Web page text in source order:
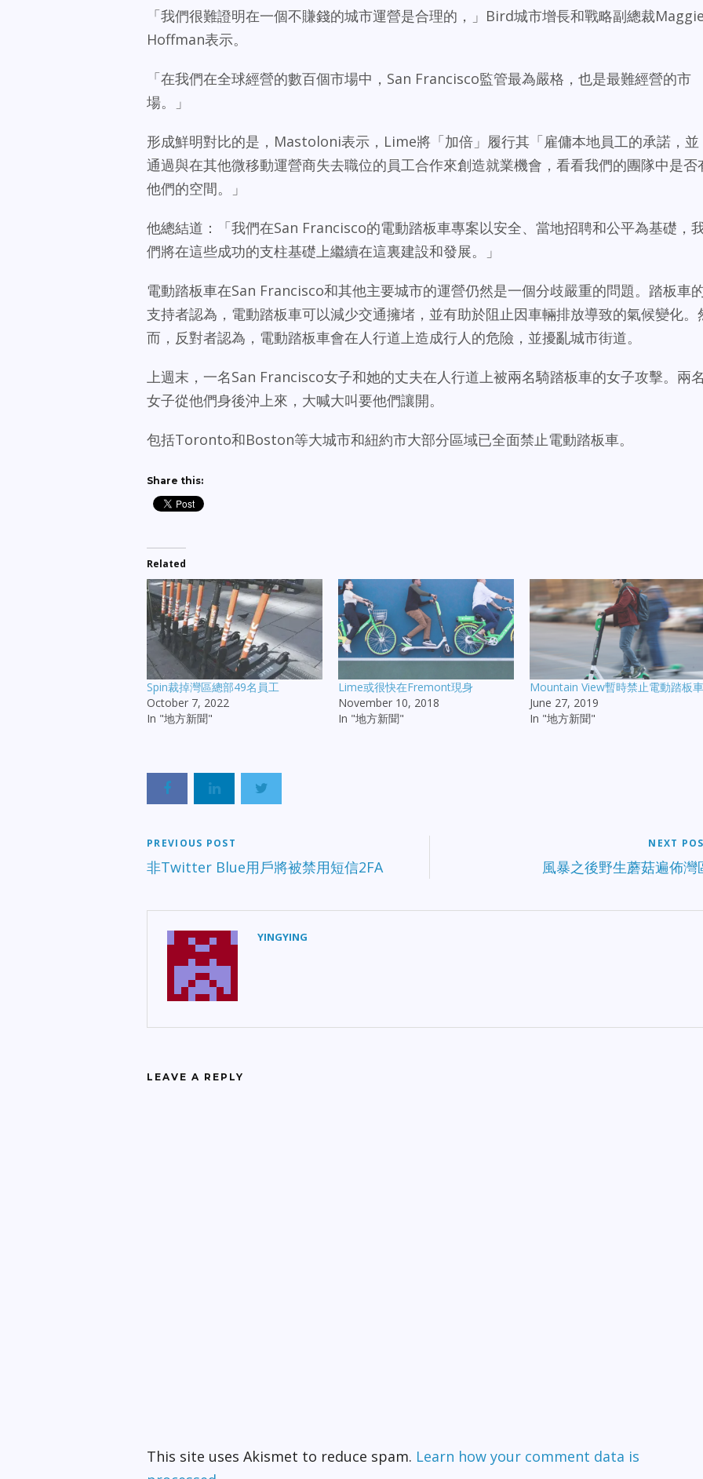
「我們很難證明在一個不賺錢的城市運營是合理的，」Bird城市增長和戰略副總裁
Hoffman表示。
「在我們在全球經營的數百個市場中，San Francisco監管最為嚴格，也是最難經營的市
場。」
形成鮮明對比的是，Mastoloni表示，Lime將「加倍」履行其「雇傭本地員工的承諾，並
通過與在其他微移動運營商失去職位的員工合作來創造就業機會，看看我們的團隊中是否
他們的空間。」
他總結道：「我們在San Francisco的電動踏板車專案以安全、當地招聘和公平為基礎，
們將在這些成功的支柱基礎上繼續在這裏建設和發展。」
電動踏板車在San Francisco和其他主要城市的運營仍然是一個分歧嚴重的問題。踏板車
支持者認為，電動踏板車可以減少交通擁堵，並有助於阻止因車輛排放導致的氣候變化。
而，反對者認為，電動踏板車會在人行道上造成行人的危險，並擾亂城市街道。
上週末，一名San Francisco女子和她的丈夫在人行道上被兩名騎踏板車的女子攻擊。兩
女子從他們身後沖上來，大喊大叫要他們讓開。
包括Toronto和Boston等大城市和紐約市大部分區域已全面禁止電動踏板車。
Share this:
Related
Spin裁掉灣區總部49名員工
October 7, 2022
In "地方新聞"
Lime或很快在Fremont現身
November 10, 2018
In "地方新聞"
Mountain View暫時禁止電動踏板
June 27, 2019
In "地方新聞"
PREVIOUS POST
非Twitter Blue用戶將被禁用短信2FA
NEXT
風暴之後野生蘑菇遍佈灣
YINGYING
LEAVE A REPLY
This site uses Akismet to reduce spam. Learn how your comment data is